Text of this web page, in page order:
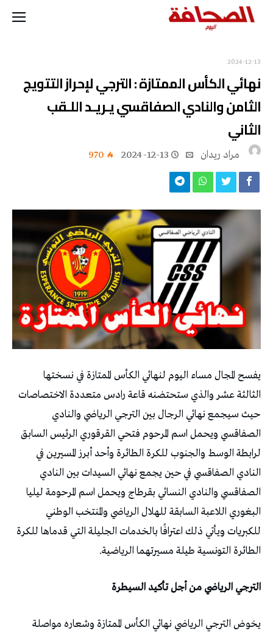
2024-12-13
نهائي الكأس الممتازة : الترجي لإحراز التتويج
الثامن والنادي الصفاقسي يـريـد اللـقب
الثاني
مراد ريدان 2024-12-13
970
يفسح المجال مساء اليوم لنهائي الكأس الممتازة في نسختها
الثالثة عشر والذي ستحتضنه قاعة رادس متعددة الاختصاصات
حيث سيجمع نهائي الرجال بين الترجي الرياضي والنادي
الصفاقسي ويحمل اسم المرحوم فتحي القرقوري الرئيس السابق
لرابطة الوسط والجنوب للكرة الطائرة وأحد أبرز المسيرين في
النادي الصفاقسي في حين يجمع نهائي السيدات بين النادي
الصفاقسي والنادي النسائي بقرطاج ويحمل اسم المرحومة ليليا
البغوري اللاعبة السابقة للهلال الرياضي والمنتخب الوطني
للكبريات ويأتي ذلك اعترافًا بالخدمات الجليلة التي قدماها للكرة
الطائرة التونسية طيلة مسيرتهما الرياضية.
الترجي الرياضي من أجل تأكيد السيطرة
يخوض الترجي الرياضي نهائي الكأس الممتازة وشعاره مواصلة